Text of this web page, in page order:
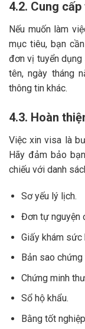
4.2. Cung
Nếu muốn làm
mục tiêu, bạn
đơn vị tuyển
tên, ngày tháng
thông tin khác.
4.3. Hoàn
Việc xin visa là
Hãy đảm bảo
chiếu với danh
Sơ yếu lý lịch.
Đơn tự nguyện
Giấy khám sức
Bản sao chứng
Chứng minh
Sổ hộ khẩu.
Bằng tốt